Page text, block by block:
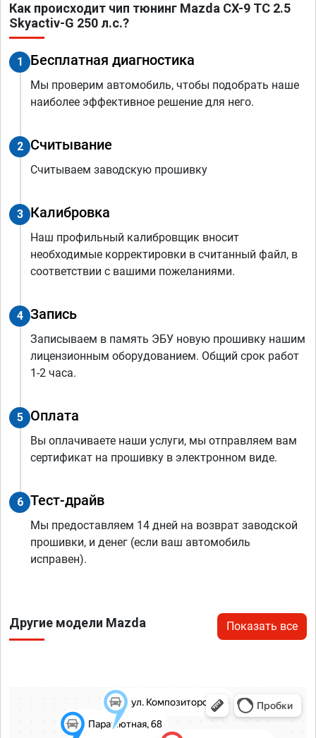
Как происходит чип тюнинг Mazda CX-9 TC 2.5
Skyactiv-G 250 л.с.?
1 Бесплатная диагностика
Мы проверим автомобиль, чтобы подобрать наше
наиболее эффективное решение для него.
2 Считывание
Считываем заводскую прошивку
3 Калибровка
Наш профильный калибровщик вносит
необходимые корректировки в считанный файл, в
соответствии с вашими пожеланиями.
4 Запись
Записываем в память ЭБУ новую прошивку нашим
лицензионным оборудованием. Общий срок работ
1-2 часа.
5 Оплата
Вы оплачиваете наши услуги, мы отправляем вам
сертификат на прошивку в электронном виде.
6 Тест-драйв
Мы предоставляем 14 дней на возврат заводской
прошивки, и денег (если ваш автомобиль
исправен).
Другие модели Mazda Показать все